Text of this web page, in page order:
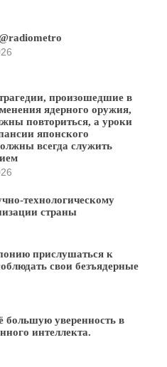
произошедшие в
ядерного оружия,
повториться, а уроки
японского
всегда служить
технологическому
страны
прислушаться к
свои безъядерные
большую уверенность в
интеллекта.